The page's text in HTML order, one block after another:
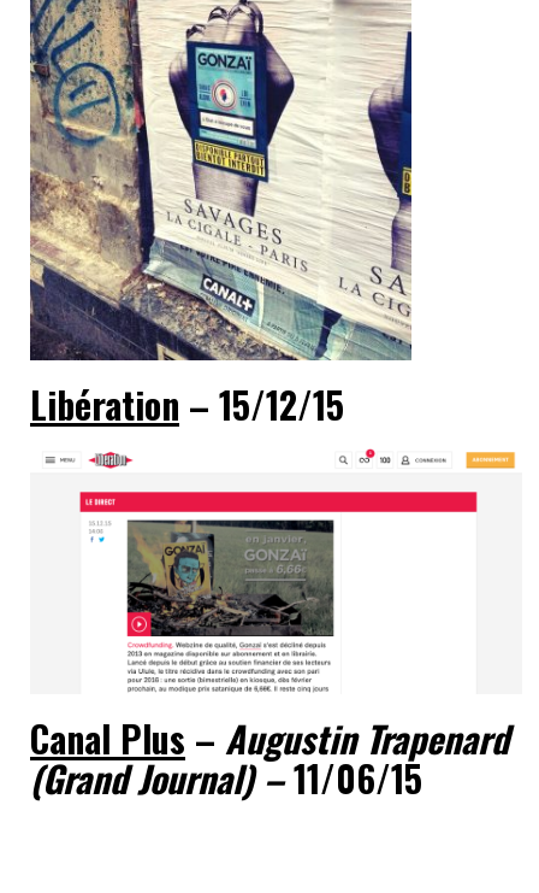
Libération – 15/12/15
Canal Plus – Augustin Trapenard
(Grand Journal) –11/06/15